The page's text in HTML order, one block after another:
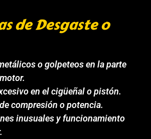
de Desgaste o
o golpeteos en la parte
en el cigüeñal o pistón.
compresión o potencia.
inusuales y funcionamiento